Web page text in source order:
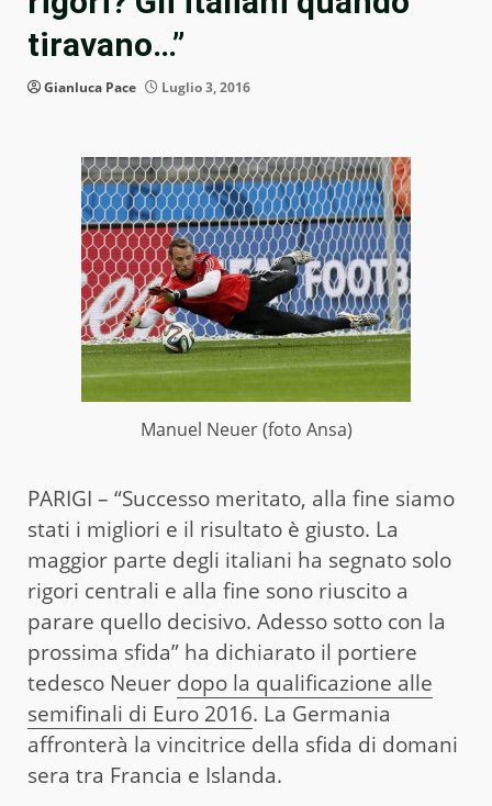
tiravano…”
Gianluca Pace Luglio 3, 2016
Manuel Neuer (foto Ansa)
PARIGI – “Successo meritato, alla fine siamo
stati i migliori e il risultato è giusto. La
maggior parte degli italiani ha segnato solo
rigori centrali e alla fine sono riuscito a
parare quello decisivo. Adesso sotto con la
prossima sfida” ha dichiarato il portiere
tedesco Neuer dopo la qualificazione alle
semifinali di Euro 2016. La Germania
affronterà la vincitrice della sfida di domani
sera tra Francia e Islanda.